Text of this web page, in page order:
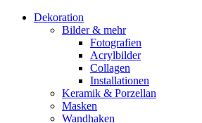
Dekoration
Bilder & mehr
Fotografien
Acrylbilder
Collagen
Installationen
Keramik & Porzellan
Masken
Wandhaken